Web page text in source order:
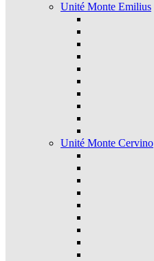
Unité Monte Emilius
Unité Monte Cervino